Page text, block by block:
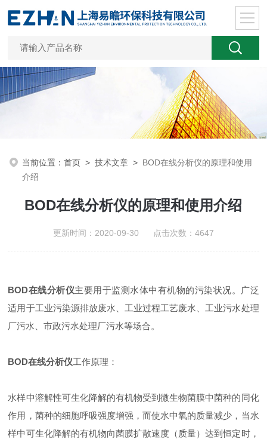
当前位置：首页 >技术文章 > BOD在线分析仪的原理和使用
介绍
BOD在线分析仪的原理和使用介绍
更新时间：2020-09-30 点击次数：4647
BOD在线分析仪主要用于监测水体中有机物的污染状况。广泛
适用于工业污染源排放废水、工业过程工艺废水、工业污水处理
厂污水、市政污水处理厂污水等场合。
BOD在线分析仪工作原理：
水样中溶解性可生化降解的有机物受到微生物菌膜中菌种的同化
作用，菌种的细胞呼吸强度增强，而使水中氧的质量减少，当水
样中可生化降解的有机物向菌膜扩散速度（质量）达到恒定时，